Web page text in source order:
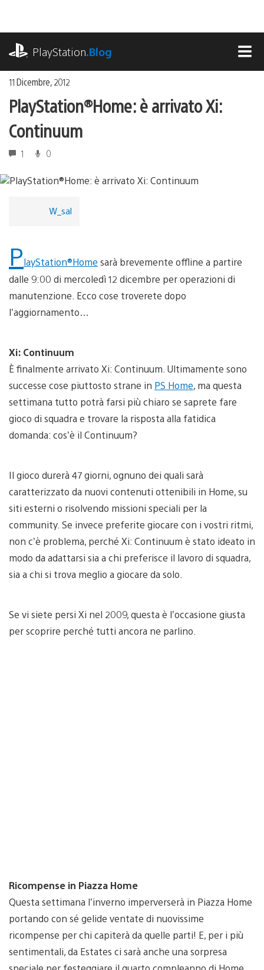
contenuto
PlayStation.Blog
11 Dicembre, 2012
PlayStation®Home: è arrivato Xi:
Continuum
1 0
W_sal
PlayStation®Home sarà brevemente offline a partire
dalle 9:00 di mercoledì 12 dicembre per operazioni di
manutenzione. Ecco cose troverete dopo
l’aggiornamento…
Xi: Continuum
È finalmente arrivato Xi: Continuum. Ultimamente sono
successe cose piuttosto strane in PS Home, ma questa
settimana tutto potrà farsi più chiaro se saprete fare
gioco di squadra e trovare la risposta alla fatidica
domanda: cos’è il Continuum?
Il gioco durerà 47 giorni, ognuno dei quali sarà
caratterizzato da nuovi contenuti ottenibili in Home, su
siti esterni o risolvendo missioni speciali per la
community. Se invece preferite giocare con i vostri ritmi,
non c’è problema, perché Xi: Continuum è stato ideato in
modo da adattarsi sia a chi preferisce il lavoro di squadra,
sia a chi si trova meglio a giocare da solo.
Se vi siete persi Xi nel 2009, questa è l’occasione giusta
per scoprire perché tutti ancora ne parlino.
Ricompense in Piazza Home
Questa settimana l’inverno imperverserà in Piazza Home
portando con sé gelide ventate di nuovissime
ricompense per chi capiterà da quelle parti! E, per i più
sentimentali, da Estates ci sarà anche una sorpresa